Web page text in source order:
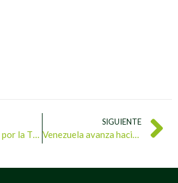
Día de la Hora por la Tierra es una reconexión con la vida
SIGUIENTE
Venezuela avanza hacia la economía circular